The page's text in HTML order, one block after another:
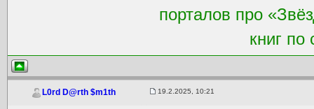
порталов про
книг по
L0rd D@rth $m1th 19.2.2025, 10:21